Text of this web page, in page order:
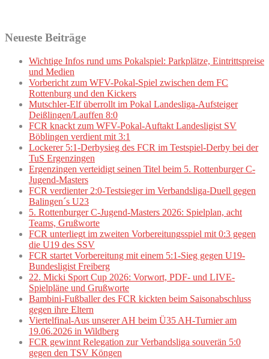
Neueste Beiträge
Wichtige Infos rund ums Pokalspiel: Parkplätze, Eintrittspreise
und Medien
Vorbericht zum WFV-Pokal-Spiel zwischen dem FC
Rottenburg und den Kickers
Mutschler-Elf überrollt im Pokal Landesliga-Aufsteiger
Deißlingen/Lauffen 8:0
FCR knackt zum WFV-Pokal-Auftakt Landesligist SV
Böblingen verdient mit 3:1
Lockerer 5:1-Derbysieg des FCR im Testspiel-Derby bei der
TuS Ergenzingen
Ergenzingen verteidigt seinen Titel beim 5. Rottenburger C-
Jugend-Masters
FCR verdienter 2:0-Testsieger im Verbandsliga-Duell gegen
Balingen´s U23
5. Rottenburger C-Jugend-Masters 2026: Spielplan, acht
Teams, Grußworte
FCR unterliegt im zweiten Vorbereitungsspiel mit 0:3 gegen
die U19 des SSV
FCR startet Vorbereitung mit einem 5:1-Sieg gegen U19-
Bundesligist Freiberg
22. Micki Sport Cup 2026: Vorwort, PDF- und LIVE-
Spielpläne und Grußworte
Bambini-Fußballer des FCR kickten beim Saisonabschluss
gegen ihre Eltern
Viertelfinal-Aus unserer AH beim Ü35 AH-Turnier am
19.06.2026 in Wildberg
FCR gewinnt Relegation zur Verbandsliga souverän 5:0
gegen den TSV Köngen